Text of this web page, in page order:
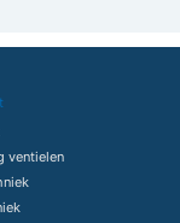
ventielen